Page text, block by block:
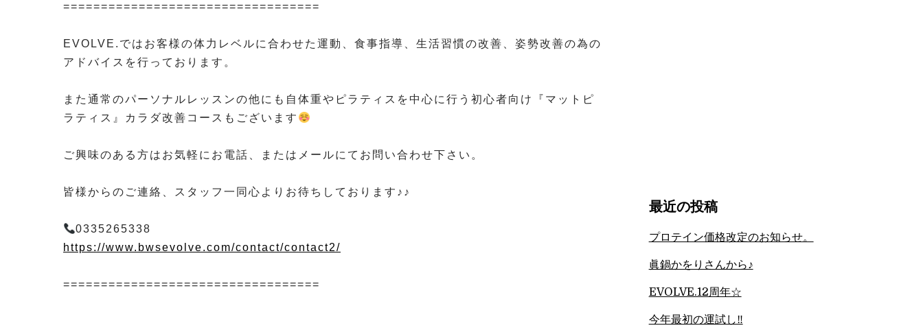
==================================
EVOLVE.ではお客様の体力レベルに合わせた運動、食事指導、生活習慣の改善、姿勢改善の為の
アドバイスを行っております。
また通常のパーソナルレッスンの他にも自体重やピラティスを中心に行う初心者向け『マットピ
ラティス』カラダ改善コースもございます
ご興味のある方はお気軽にお電話、またはメールにてお問い合わせ下さい。
皆様からのご連絡、スタッフ一同心よりお待ちしております♪♪
0335265338
https://www.bwsevolve.com/contact/contact2/
==================================
最近の投稿
プロテイン価格改定のお知らせ。
眞鍋かをりさんから♪
EVOLVE.12周年☆
今年最初の運試し‼︎